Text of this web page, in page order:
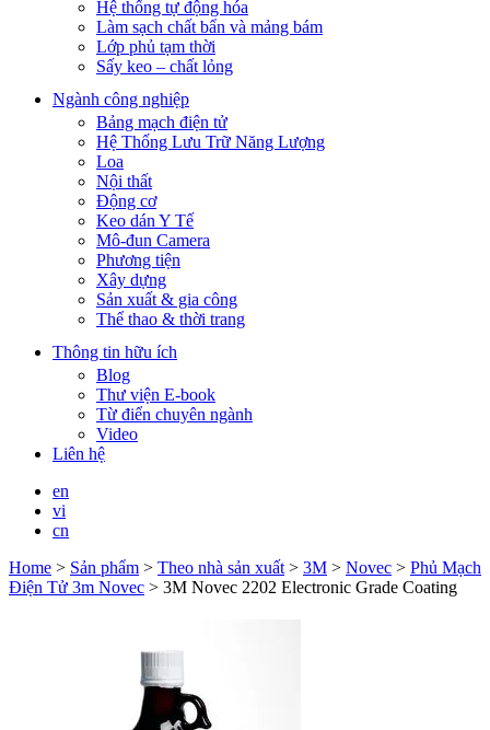
Hệ thống tự động hóa
Làm sạch chất bẩn và mảng bám
Lớp phủ tạm thời
Sấy keo – chất lỏng
Ngành công nghiệp
Bảng mạch điện tử
Hệ Thống Lưu Trữ Năng Lượng
Loa
Nội thất
Động cơ
Keo dán Y Tế
Mô-đun Camera
Phương tiện
Xây dựng
Sản xuất & gia công
Thể thao & thời trang
Thông tin hữu ích
Blog
Thư viện E-book
Từ điển chuyên ngành
Video
Liên hệ
en
vi
cn
Home > Sản phẩm > Theo nhà sản xuất > 3M > Novec > Phủ Mạch
Điện Tử 3m Novec > 3M Novec 2202 Electronic Grade Coating